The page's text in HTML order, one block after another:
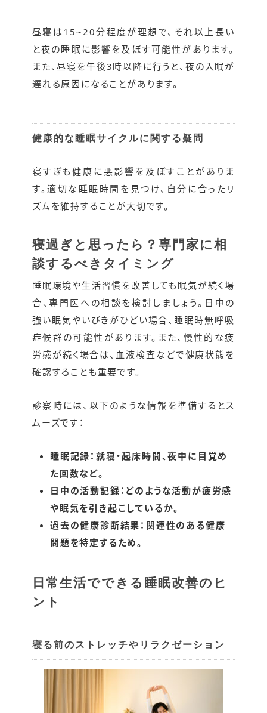
昼寝は15~20分程度が理想で、それ以上長い
と夜の睡眠に影響を及ぼす可能性があります。
また、昼寝を午後3時以降に行うと、夜の入眠が
遅れる原因になることがあります。
健康的な睡眠サイクルに関する疑問
寝すぎも健康に悪影響を及ぼすことがありま
す。適切な睡眠時間を見つけ、自分に合ったリ
ズムを維持することが大切です。
寝過ぎと思ったら？専門家に相
談するべきタイミング
睡眠環境や生活習慣を改善しても眠気が続く場
合、専門医への相談を検討しましょう。日中の
強い眠気やいびきがひどい場合、睡眠時無呼吸
症候群の可能性があります。また、慢性的な疲
労感が続く場合は、血液検査などで健康状態を
確認することも重要です。
診察時には、以下のような情報を準備するとス
ムーズです：
睡眠記録：就寝・起床時間、夜中に目覚め
た回数など。
日中の活動記録：どのような活動が疲労感
や眠気を引き起こしているか。
過去の健康診断結果：関連性のある健康
問題を特定するため。
日常生活でできる睡眠改善のヒ
ント
寝る前のストレッチやリラクゼーション